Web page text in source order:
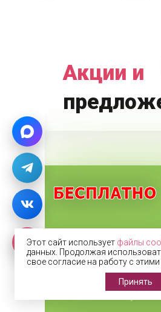
Акции и
Замер,
монтаж =
всех жалюзи.
Закажите любые
Этот сайт использует файлы
данных. Продолжая
свое согласие на работу с
Принять